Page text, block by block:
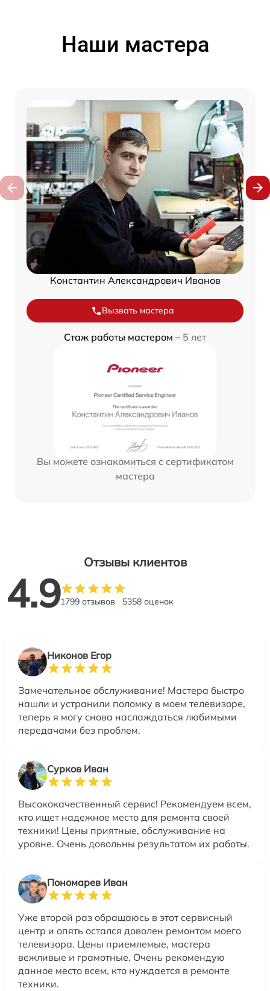
Наши мастера
Константин Александрович Иванов
Вызвать мастера
Стаж работы мастером – 5 лет
Вы можете ознакомиться с сертификатом
мастера
Отзывы клиентов
4.91799 отзывов 5358 оценок
Никонов Егор
Замечательное обслуживание! Мастера быстро
нашли и устранили поломку в моем телевизоре,
теперь я могу снова наслаждаться любимыми
передачами без проблем.
Сурков Иван
Высококачественный сервис! Рекомендуем всем,
кто ищет надежное место для ремонта своей
техники! Цены приятные, обслуживание на
уровне. Очень довольны результатом их работы.
Пономарев Иван
Уже второй раз обращаюсь в этот сервисный
центр и опять остался доволен ремонтом моего
телевизора. Цены приемлемые, мастера
вежливые и грамотные. Очень рекомендую
данное место всем, кто нуждается в ремонте
техники.